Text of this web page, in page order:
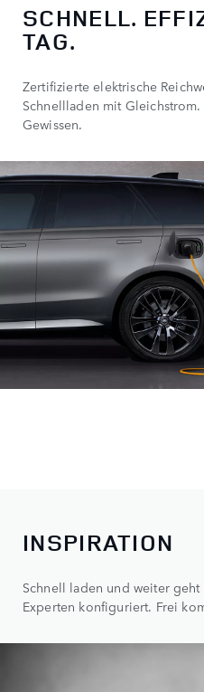
SCHNELL.
TAG.
Zertifizierte elektrische
Schnellladen mit
Gewissen.
INSPIRATION
Schnell laden und weiter
Experten konfiguriert. Frei